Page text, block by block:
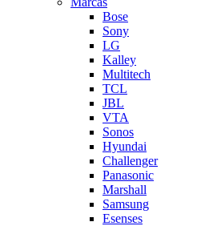
Bose
Sony
LG
Kalley
Multitech
TCL
JBL
VTA
Sonos
Hyundai
Challenger
Panasonic
Marshall
Samsung
Esenses